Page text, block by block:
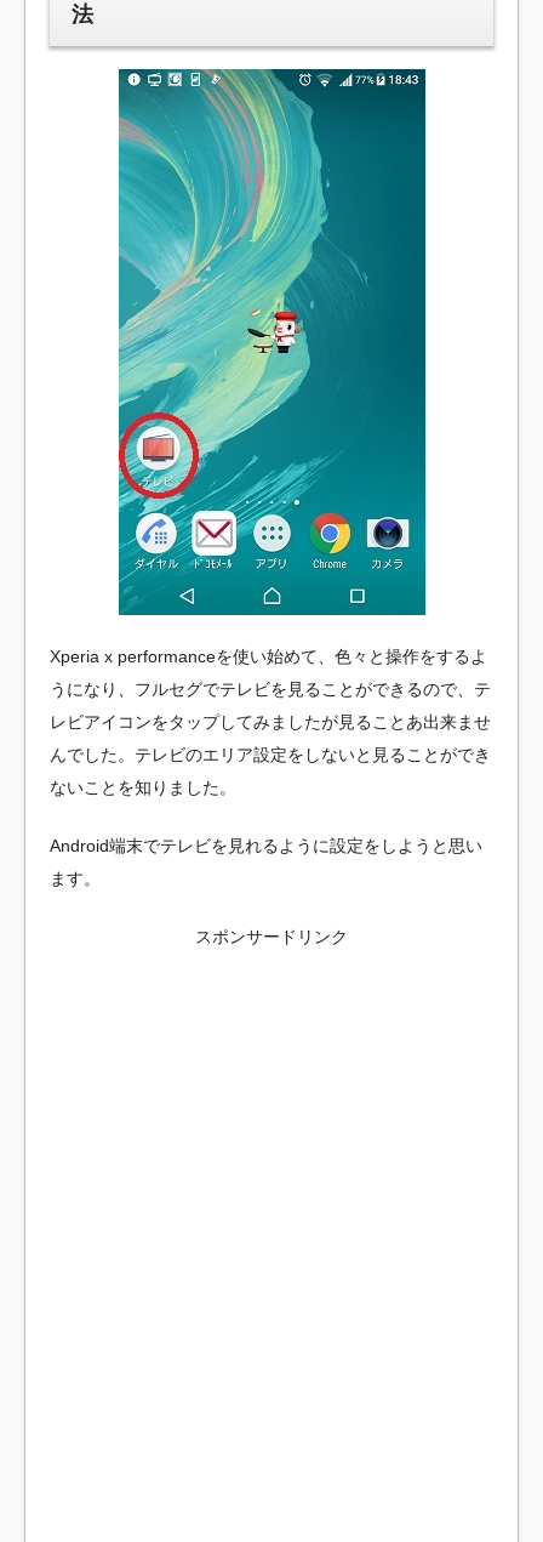
法
Xperia x performanceを使い始めて、色々と操作をするよ
うになり、フルセグでテレビを見ることができるので、テ
レビアイコンをタップしてみましたが見ることあ出来ませ
んでした。テレビのエリア設定をしないと見ることができ
ないことを知りました。
Android端末でテレビを見れるように設定をしようと思い
ます。
スポンサードリンク